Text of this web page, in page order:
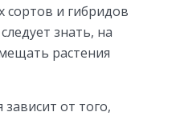
сортов и гибридов
знать, на
растения
от того,